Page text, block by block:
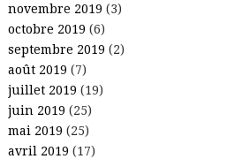
novembre 2019 (3)
octobre 2019 (6)
septembre 2019 (2)
août 2019 (7)
juillet 2019 (19)
juin 2019 (25)
mai 2019 (25)
avril 2019 (17)